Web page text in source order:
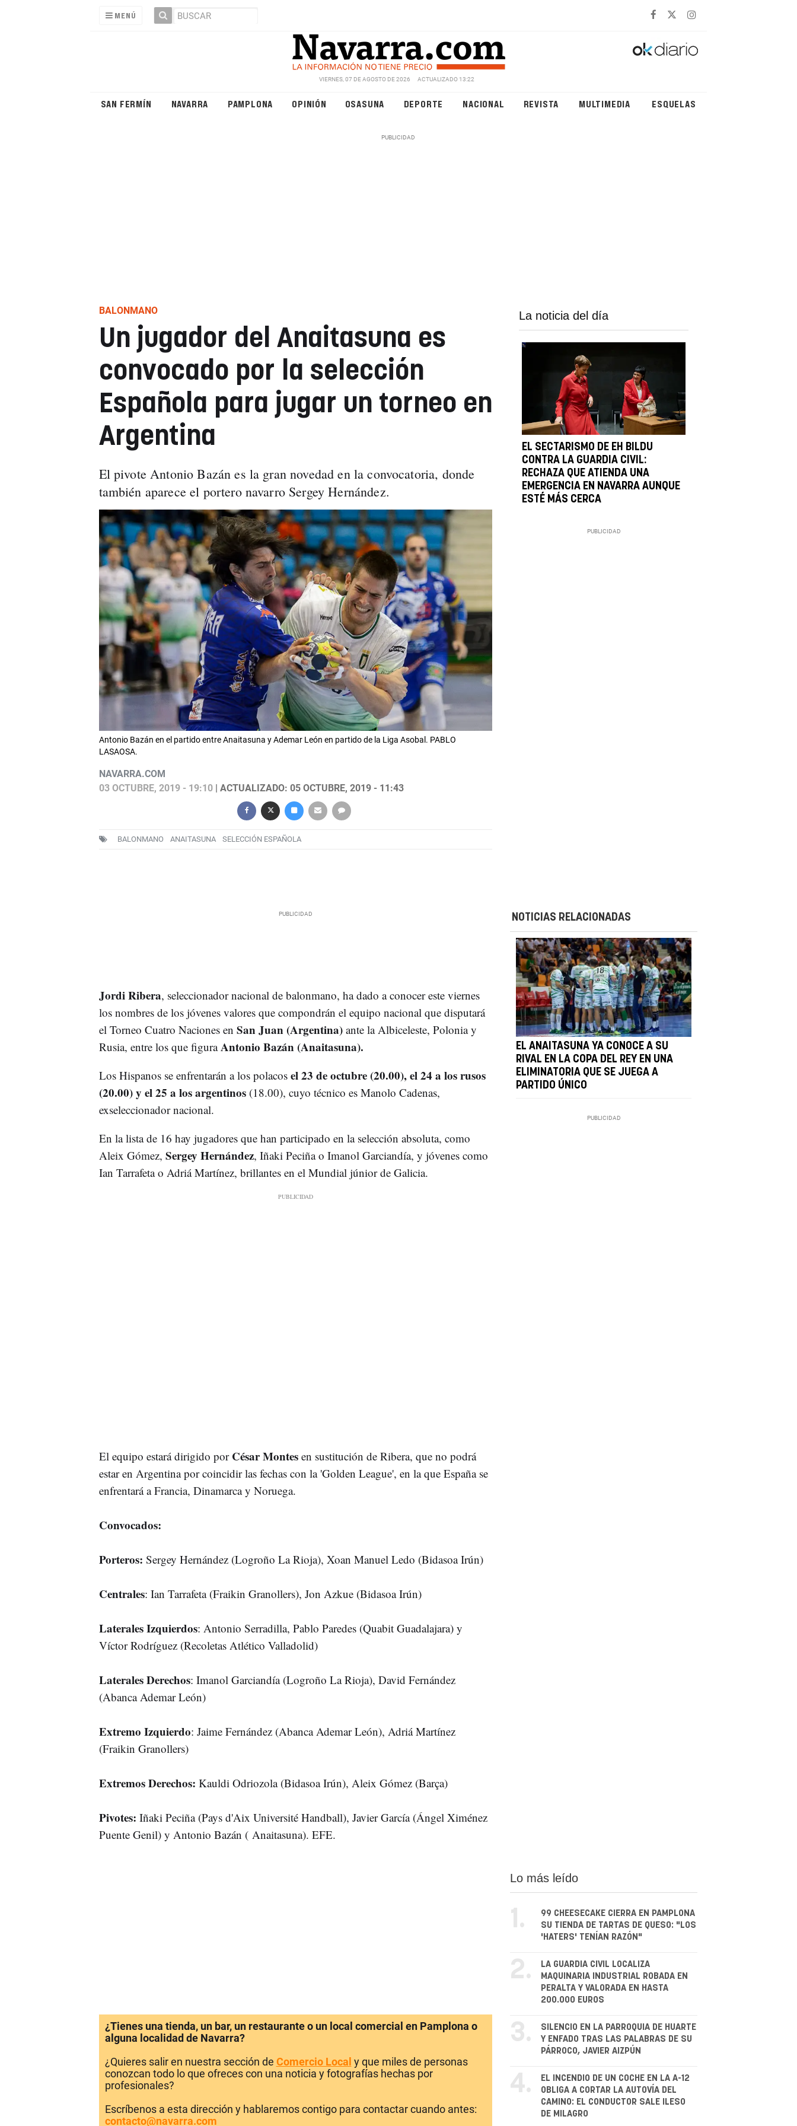
MENÚ
VIERNES, 07 DE AGOSTO DE 2026 ACTUALIZADO 13:22
SAN FERMÍN NAVARRA PAMPLONA OPINIÓN OSASUNA DEPORTE NACIONAL REVISTA MULTIMEDIA ESQUELAS
BALONMANO
Un jugador del Anaitasuna es
convocado por la selección
Española para jugar un torneo en
Argentina
El pivote Antonio Bazán es la gran novedad en la convocatoria, donde
también aparece el portero navarro Sergey Hernández.
Antonio Bazán en el partido entre Anaitasuna y Ademar León en partido de la Liga Asobal. PABLO
LASAOSA.
NAVARRA.COM
03 OCTUBRE, 2019 - 19:10| ACTUALIZADO: 05 OCTUBRE, 2019 - 11:43
BALONMANO ANAITASUNA SELECCIÓN ESPAÑOLA
La noticia del día
EL SECTARISMO DE EH BILDU
CONTRA LA GUARDIA CIVIL:
RECHAZA QUE ATIENDA UNA
EMERGENCIA EN NAVARRA AUNQUE
ESTÉ MÁS CERCA
Jordi Ribera, seleccionador nacional de balonmano, ha dado a conocer este viernes
los nombres de los jóvenes valores que compondrán el equipo nacional que disputará
el Torneo Cuatro Naciones en San Juan (Argentina) ante la Albiceleste, Polonia y
Rusia, entre los que figuraAntonio Bazán (Anaitasuna).
Los Hispanos se enfrentarán a los polacosel 23 de octubre (20.00), el 24 a los rusos
(20.00) y el 25 a los argentinos(18.00), cuyo técnico es Manolo Cadenas,
exseleccionador nacional.
En la lista de 16 hay jugadores que han participado en la selección absoluta, como
Aleix Gómez, Sergey Hernández, Iñaki Peciña o Imanol Garciandía, y jóvenes como
Ian Tarrafeta o Adriá Martínez, brillantes en el Mundial júnior de Galicia.
El equipo estará dirigido por César Montes en sustitución de Ribera, que no podrá
estar en Argentina por coincidir las fechas con la 'Golden League', en la que España se
enfrentará a Francia, Dinamarca y Noruega.
Convocados:
Porteros: Sergey Hernández (Logroño La Rioja), Xoan Manuel Ledo (Bidasoa Irún)
Centrales: Ian Tarrafeta (Fraikin Granollers), Jon Azkue (Bidasoa Irún)
Laterales Izquierdos: Antonio Serradilla, Pablo Paredes (Quabit Guadalajara) y
Víctor Rodríguez (Recoletas Atlético Valladolid)
Laterales Derechos: Imanol Garciandía (Logroño La Rioja), David Fernández
(Abanca Ademar León)
Extremo Izquierdo: Jaime Fernández (Abanca Ademar León), Adriá Martínez
(Fraikin Granollers)
Extremos Derechos: Kauldi Odriozola (Bidasoa Irún), Aleix Gómez (Barça)
Pivotes: Iñaki Peciña (Pays d'Aix Université Handball), Javier García (Ángel Ximénez
Puente Genil) y Antonio Bazán ( Anaitasuna). EFE.
NOTICIAS RELACIONADAS
EL ANAITASUNA YA CONOCE A SU
RIVAL EN LA COPA DEL REY EN UNA
ELIMINATORIA QUE SE JUEGA A
PARTIDO ÚNICO
¿Tienes una tienda, un bar, un restaurante o un local comercial en Pamplona o
alguna localidad de Navarra?
¿Quieres salir en nuestra sección de Comercio Local y que miles de personas
conozcan todo lo que ofreces con una noticia y fotografías hechas por
profesionales?
Escríbenos a esta dirección y hablaremos contigo para contactar cuando antes:
contacto@navarra.com
Lo más leído
1.
99 CHEESECAKE CIERRA EN PAMPLONA
SU TIENDA DE TARTAS DE QUESO: "LOS
'HATERS' TENÍAN RAZÓN"
2.
LA GUARDIA CIVIL LOCALIZA
MAQUINARIA INDUSTRIAL ROBADA EN
PERALTA Y VALORADA EN HASTA
200.000 EUROS
3.
SILENCIO EN LA PARROQUIA DE HUARTE
Y ENFADO TRAS LAS PALABRAS DE SU
PÁRROCO, JAVIER AIZPÚN
4.
EL INCENDIO DE UN COCHE EN LA A-12
OBLIGA A CORTAR LA AUTOVÍA DEL
CAMINO: EL CONDUCTOR SALE ILESO
DE MILAGRO